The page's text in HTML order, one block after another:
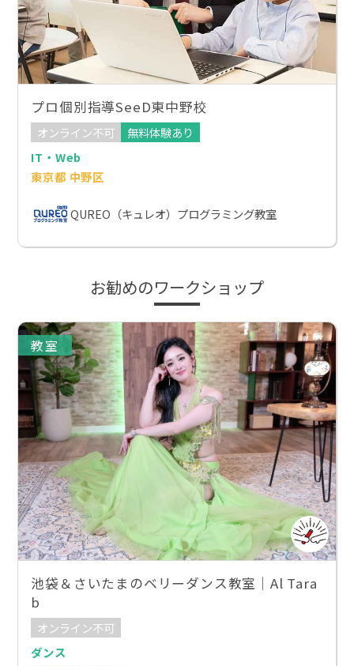
プロ個別指導SeeD東中野校
オンライン不可
無料体験あり
IT・Web
東京都 中野区
QUREO（キュレオ）プログラミング教室
お勧めのワークショップ
教室
池袋＆さいたまのベリーダンス教室｜Al Tara
b
オンライン不可
ダンス